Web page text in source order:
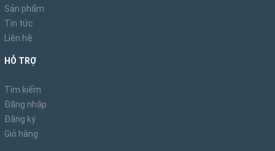
Sản phẩm
Tin tức
Liên hệ
HỖ TRỢ
Tìm kiếm
Đăng nhập
Đăng ký
Giỏ hàng